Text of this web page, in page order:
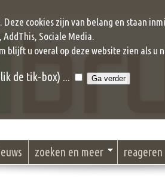
zoeken en meer reageren
cookies zijn van belang en staan
AddThis, Sociale Media.
blijft u overal op deze website zien als u
de tik-box) ...